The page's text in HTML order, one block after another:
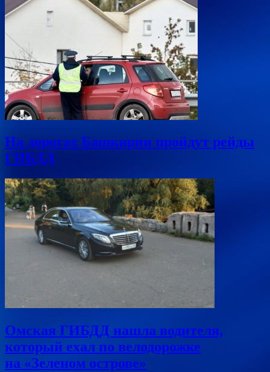
На дорогах Башкирии пройдут рейды
ГИБДД
Омская ГИБДД нашла водителя,
который ехал по велодорожке
на «Зеленом острове»